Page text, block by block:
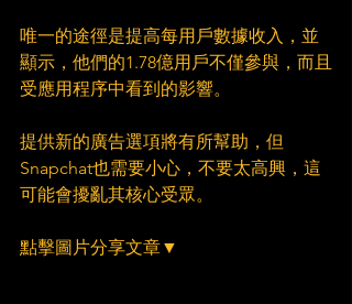
唯一的途徑是提高每用戶數據收入，並
顯示，他們的1.78億用戶不僅參與，而且
受應用程序中看到的影響。
提供新的廣告選項將有所幫助，但
Snapchat也需要小心，不要太高興，這
可能會擾亂其核心受眾。
點擊圖片分享文章▼